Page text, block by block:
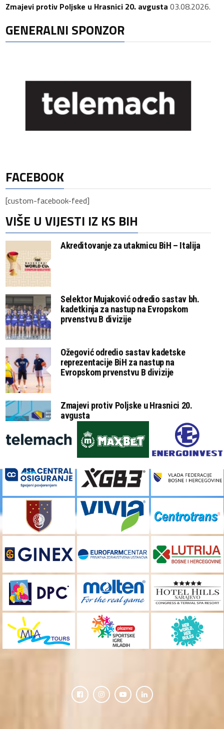
Zmajevi protiv Poljske u Hrasnici 20. avgusta 03.08.2026.
GENERALNI SPONZOR
FACEBOOK
[custom-facebook-feed]
VIŠE U VIJESTI IZ KS BIH
Akreditovanje za utakmicu BiH – Italija
Selektor Mujaković odredio sastav bh.
kadetkinja za nastup na Evropskom
prvenstvu B divizije
Ožegović odredio sastav kadetske
reprezentacije BiH za nastup na
Evropskom prvenstvu B divizije
Zmajevi protiv Poljske u Hrasnici 20.
avgusta